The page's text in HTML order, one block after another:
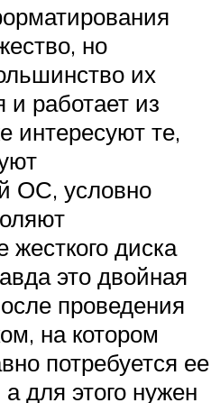
но
их
и работает из
интересуют те,
ОС, условно
диска
это двойная
проведения
на котором
потребуется ее
для этого нужен